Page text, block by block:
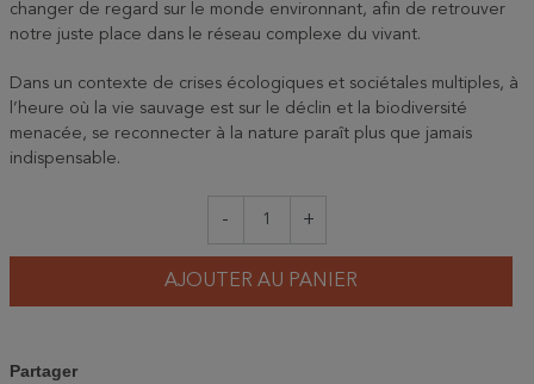
changer de regard sur le monde environnant, afin de retrouver
notre juste place dans le réseau complexe du vivant.
Dans un contexte de crises écologiques et sociétales multiples, à
l’heure où la vie sauvage est sur le déclin et la biodiversité
menacée, se reconnecter à la nature paraît plus que jamais
indispensable.
- +
AJOUTER AU PANIER
Partager